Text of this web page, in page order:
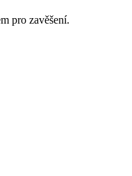
pro zavěšení.